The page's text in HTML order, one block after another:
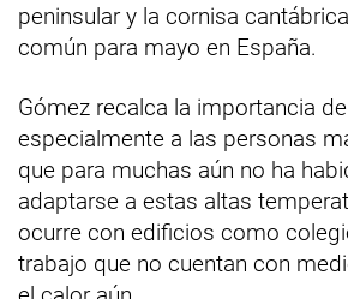
peninsular y la cornisa
común para mayo en España.
Gómez recalca la importancia
especialmente a las personas
que para muchas aún no ha
adaptarse a estas altas
ocurre con edificios como
trabajo que no cuentan con